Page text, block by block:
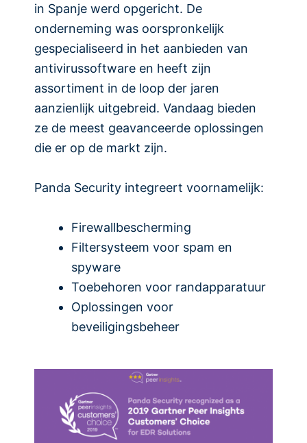
in Spanje werd opgericht. De
onderneming was oorspronkelijk
gespecialiseerd in het aanbieden van
antivirussoftware en heeft zijn
assortiment in de loop der jaren
aanzienlijk uitgebreid. Vandaag bieden
ze de meest geavanceerde oplossingen
die er op de markt zijn.
Panda Security integreert voornamelijk:
Firewallbescherming
Filtersysteem voor spam en
spyware
Toebehoren voor randapparatuur
Oplossingen voor
beveiligingsbeheer